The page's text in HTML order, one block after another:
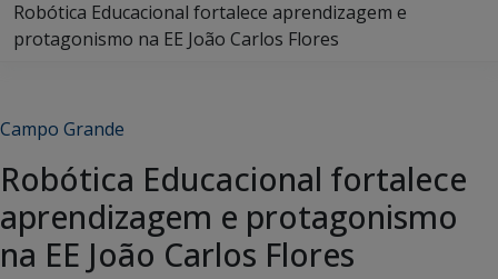
Robótica Educacional fortalece aprendizagem e
protagonismo na EE João Carlos Flores
Campo Grande
Robótica Educacional fortalece
aprendizagem e protagonismo
na EE João Carlos Flores